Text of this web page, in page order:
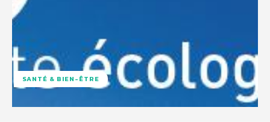
SANTÉ & BIEN-ÊTRE